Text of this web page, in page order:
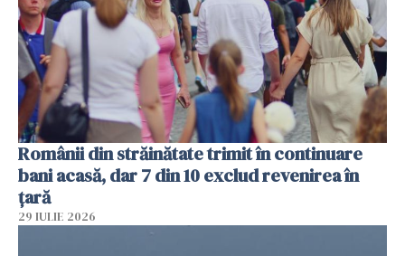
Românii din străinătate trimit în continuare
bani acasă, dar 7 din 10 exclud revenirea în
țară
29 IULIE 2026